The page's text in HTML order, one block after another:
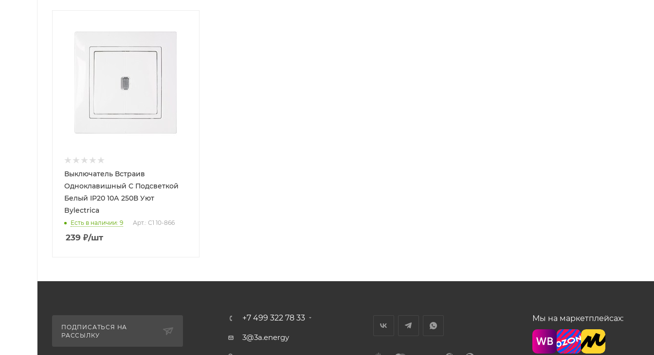
Выключатель Встраив
Одноклавишный С Подсветкой
Белый IP20 10А 250В Уют
Bylectrica
Есть в наличии: 9 Арт.: С1 10-866
239 ₽/шт
ПОДПИСАТЬСЯ НА
РАССЫЛКУ
+7 499 322 78 33
3@3a.energy
Мы на маркетплейсах: